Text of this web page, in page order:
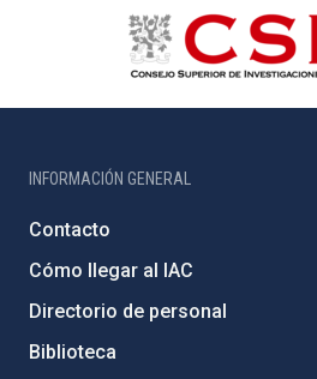
INFORMACIÓN GENERAL
Contacto
Cómo llegar al IAC
Directorio de personal
Biblioteca